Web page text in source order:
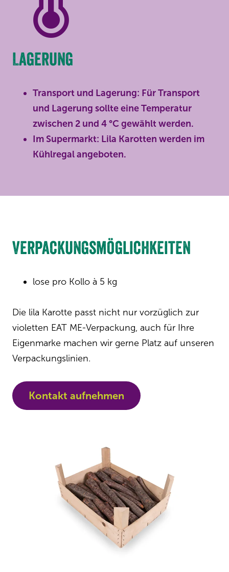
Lagerung
Transport und Lagerung: Für Transport
und Lagerung sollte eine Temperatur
zwischen 2 und 4 °C gewählt werden.
Im Supermarkt: Lila Karotten werden im
Kühlregal angeboten.
Verpackungsmöglichkeiten
lose pro Kollo à 5 kg
Die lila Karotte passt nicht nur vorzüglich zur
violetten EAT ME-Verpackung, auch für Ihre
Eigenmarke machen wir gerne Platz auf unseren
Verpackungslinien.
Kontakt aufnehmen